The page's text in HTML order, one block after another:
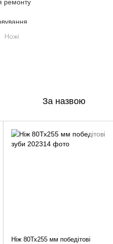
Ножі
За назвою
Ніж 80Тх255 мм победітові